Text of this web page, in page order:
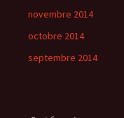
novembre 2014
octobre 2014
septembre 2014